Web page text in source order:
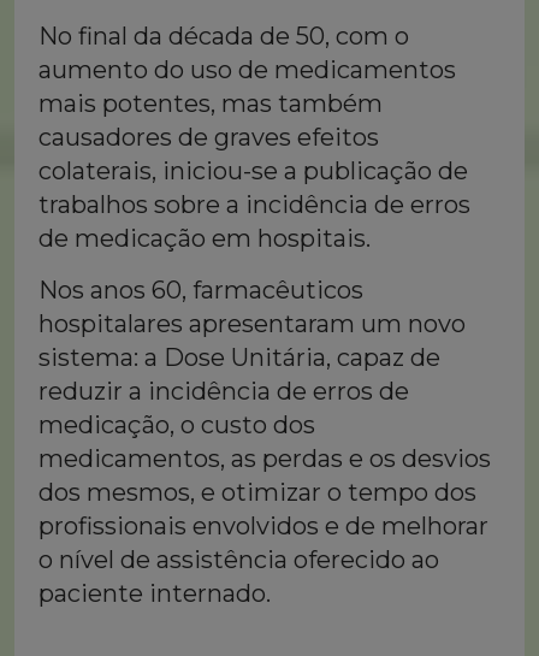
No final da década de 50, com o
aumento do uso de medicamentos
mais potentes, mas também
causadores de graves efeitos
colaterais, iniciou-se a publicação de
trabalhos sobre a incidência de erros
de medicação em hospitais.
Nos anos 60, farmacêuticos
hospitalares apresentaram um novo
sistema: a Dose Unitária, capaz de
reduzir a incidência de erros de
medicação, o custo dos
medicamentos, as perdas e os desvios
dos mesmos, e otimizar o tempo dos
profissionais envolvidos e de melhorar
o nível de assistência oferecido ao
paciente internado.